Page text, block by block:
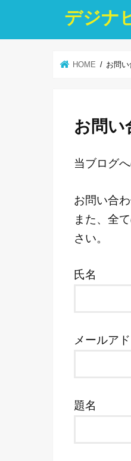
デジナ
HOME お問
お問い
当ブログ
お問い合
また、全
さい。
氏名
メールア
題名